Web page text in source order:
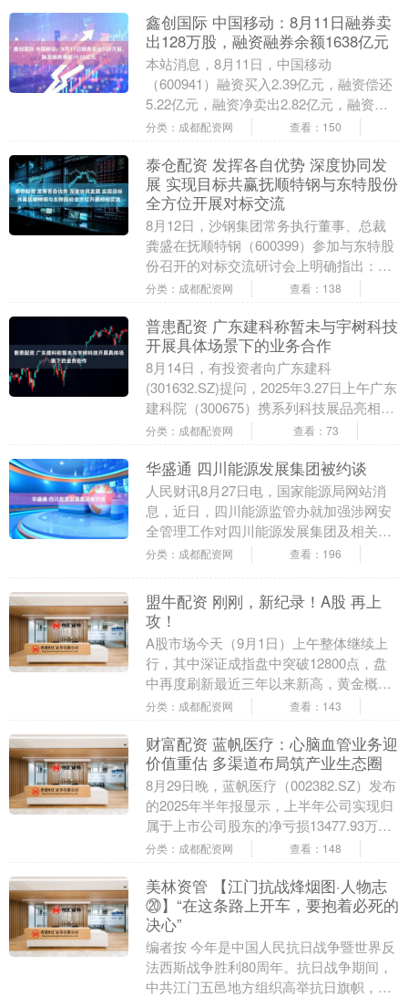
鑫创国际 中国移动：8月11日融券卖
出128万股，融资融券余额1638亿元
本站消息，8月11日，中国移动
（600941）融资买入2.39亿元，融资偿还
5.22亿元，融资净卖出2.82亿元，融资余
额16.33亿元，近20个交易日中有15....
分类：成都配资网 查看：150
泰仓配资 发挥各自优势 深度协同发
展 实现目标共赢抚顺特钢与东特股份
全方位开展对标交流
8月12日，沙钢集团常务执行董事、总裁
龚盛在抚顺特钢（600399）参加与东特股
份召开的对标交流研讨会上明确指出：沙
钢麾下成员企业要定期开展对标交流合
分类：成都配资网 查看：138
普患配资 广东建科称暂未与宇树科技
开展具体场景下的业务合作
8月14日，有投资者向广东建科
(301632.SZ)提问，2025年3.27日上午广东
建科院（300675）携系列科技展品亮相建
筑科技成果交流展会，据了解广东建....
分类：成都配资网 查看：73
华盛通 四川能源发展集团被约谈
人民财讯8月27日电，国家能源局网站消
息，近日，四川能源监管办就加强涉网安
全管理工作对四川能源发展集团及相关下
属企业开展电力安全监管约谈。 约谈强
分类：成都配资网 查看：196
盟牛配资 刚刚，新纪录！A股 再上
攻！
A股市场今天（9月1日）上午整体继续上
行，其中深证成指盘中突破12800点，盘
中再度刷新最近三年以来新高，黄金概念
股大涨。 另外，个股方面，贵州茅台盘中
分类：成都配资网 查看：143
财富配资 蓝帆医疗：心脑血管业务迎
价值重估 多渠道布局筑产业生态圈
8月29日晚，蓝帆医疗（002382.SZ）发布
的2025年半年报显示，上半年公司实现归
属于上市公司股东的净亏损13477.93万
元，同比减亏15.88%；实现....
分类：成都配资网 查看：148
美林资管 【江门抗战烽烟图·人物志
⑳】“在这条路上开车，要抱着必死的
决心”
编者按 今年是中国人民抗日战争暨世界反
法西斯战争胜利80周年。抗日战争期间，
中共江门五邑地方组织高举抗日旗帜，团